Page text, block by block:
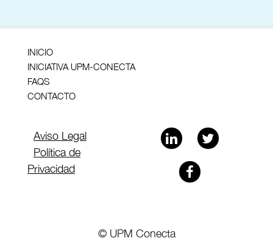
INICIO
INICIATIVA UPM-CONECTA
FAQS
CONTACTO
Aviso Legal
Política de
Privacidad
© UPM Conecta